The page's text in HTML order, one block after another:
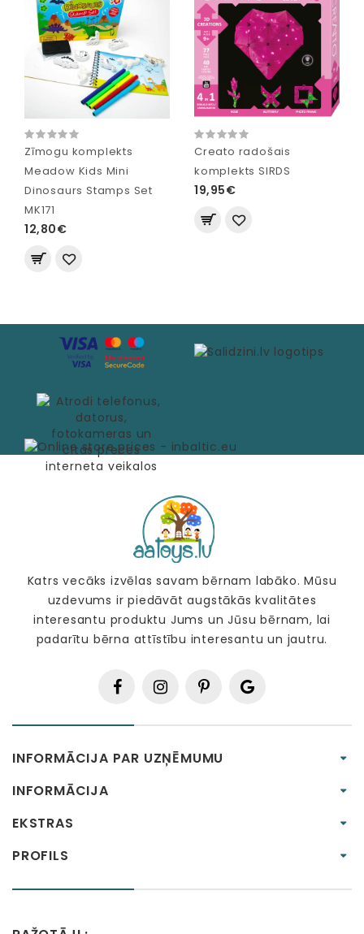
Zīmogu komplekts
Meadow Kids Mini
Dinosaurs Stamps Set
MK171
12,80€
Creato radošais
komplekts SIRDS
19,95€
Katrs vecāks izvēlas savam bērnam labāko. Mūsu
uzdevums ir piedāvāt augstākās kvalitātes
interesantu produktu Jums un Jūsu bērnam, lai
padarītu bērna attīstību interesantu un jautru.
INFORMĀCIJA PAR UZŅĒMUMU
INFORMĀCIJA
EKSTRAS
PROFILS